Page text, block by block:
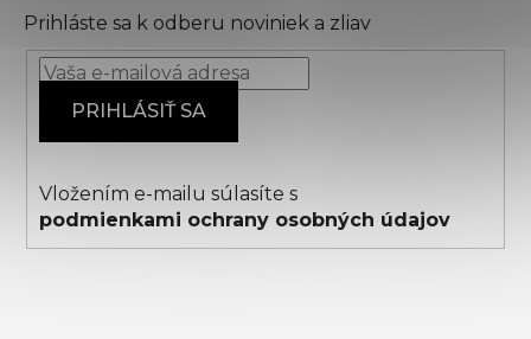
Prihláste sa k odberu noviniek a zliav
PRIHLÁSIŤ SA
Vložením e-mailu súlasíte s
podmienkami ochrany osobných údajov